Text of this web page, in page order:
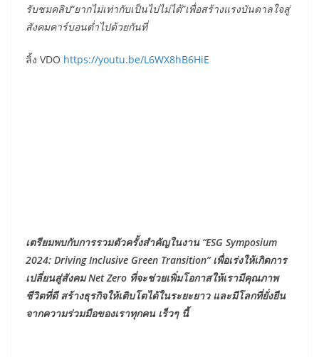
รับชมคลิป“ยากไม่เท่ากับเป็นไปไม่ได้”เพื่อสร้างแรงบันดาลใจสู่
สังคมคาร์บอนต่ำไปด้วยกันที่
ลิ้ง VDO https://youtu.be/L6WX8hB6HiE
เตรียมพบกับการรวมตัวครั้งสำคัญในงาน “ESG Symposium
2024: Driving Inclusive Green Transition” เพื่อเร่งให้เกิดการ
เปลี่ยนสู่สังคม Net Zero ที่จะช่วยเพิ่มโอกาสให้เรามีคุณภาพ
ชีวิตที่ดี สร้างธุรกิจให้เติบโตได้ในระยะยาว และมีโลกที่ยั่งยืน
จากความร่วมมือของเราทุกคน เร็วๆ นี้